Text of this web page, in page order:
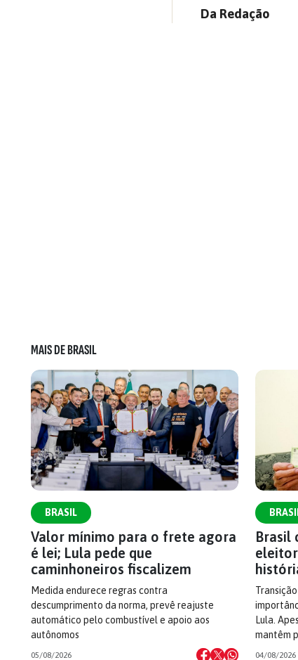
Da Redação
MAIS DE BRASIL
BRASIL
Valor mínimo para o frete agora
é lei; Lula pede que
caminhoneiros fiscalizem
Medida endurece regras contra
descumprimento da norma, prevê reajuste
automático pelo combustível e apoio aos
autônomos
05/08/2026
Brasil
Lula.
mantêm
04/08/2026